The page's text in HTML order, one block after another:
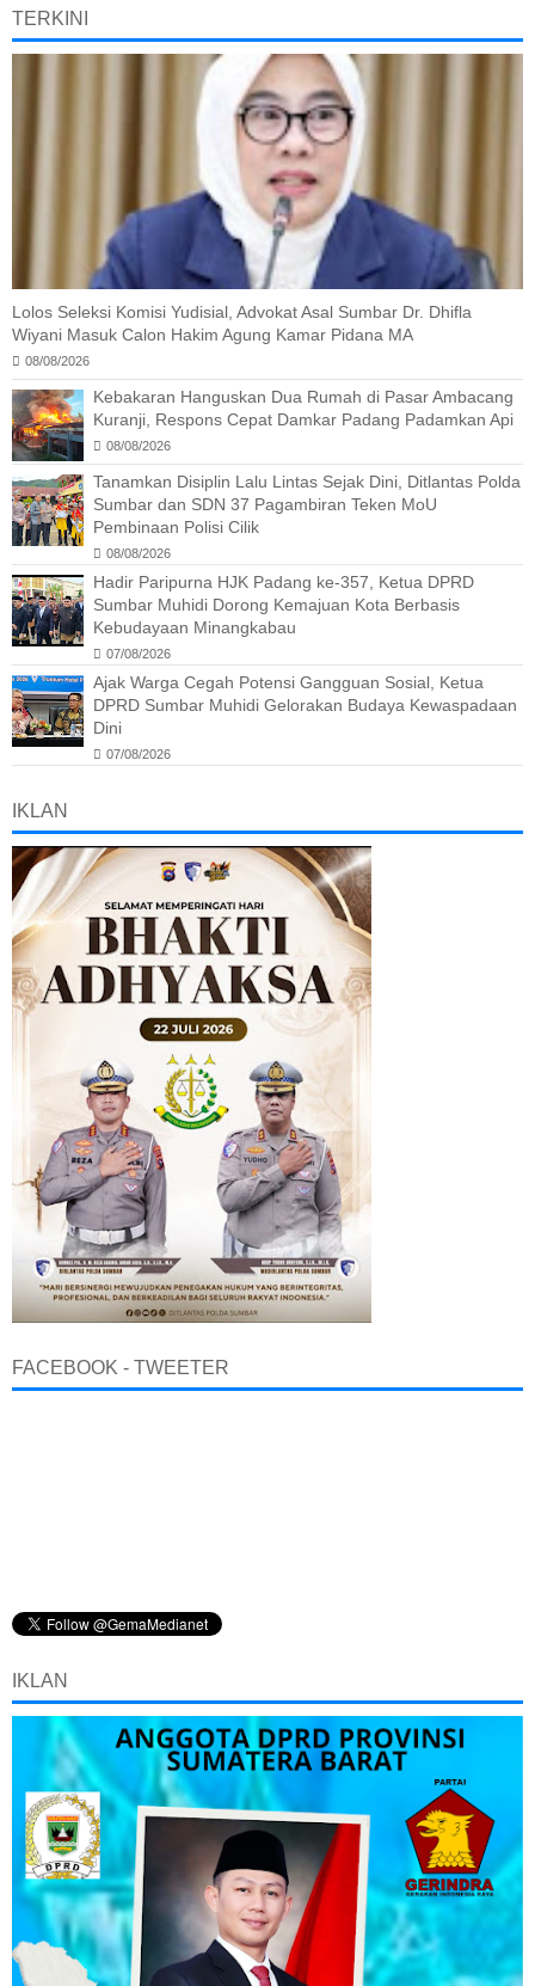
TERKINI
Lolos Seleksi Komisi Yudisial, Advokat Asal Sumbar Dr. Dhifla
Wiyani Masuk Calon Hakim Agung Kamar Pidana MA
08/08/2026
Kebakaran Hanguskan Dua Rumah di Pasar Ambacang
Kuranji, Respons Cepat Damkar Padang Padamkan Api
08/08/2026
Tanamkan Disiplin Lalu Lintas Sejak Dini, Ditlantas Polda
Sumbar dan SDN 37 Pagambiran Teken MoU
Pembinaan Polisi Cilik
08/08/2026
Hadir Paripurna HJK Padang ke-357, Ketua DPRD
Sumbar Muhidi Dorong Kemajuan Kota Berbasis
Kebudayaan Minangkabau
07/08/2026
Ajak Warga Cegah Potensi Gangguan Sosial, Ketua
DPRD Sumbar Muhidi Gelorakan Budaya Kewaspadaan
Dini
07/08/2026
IKLAN
FACEBOOK - TWEETER
IKLAN